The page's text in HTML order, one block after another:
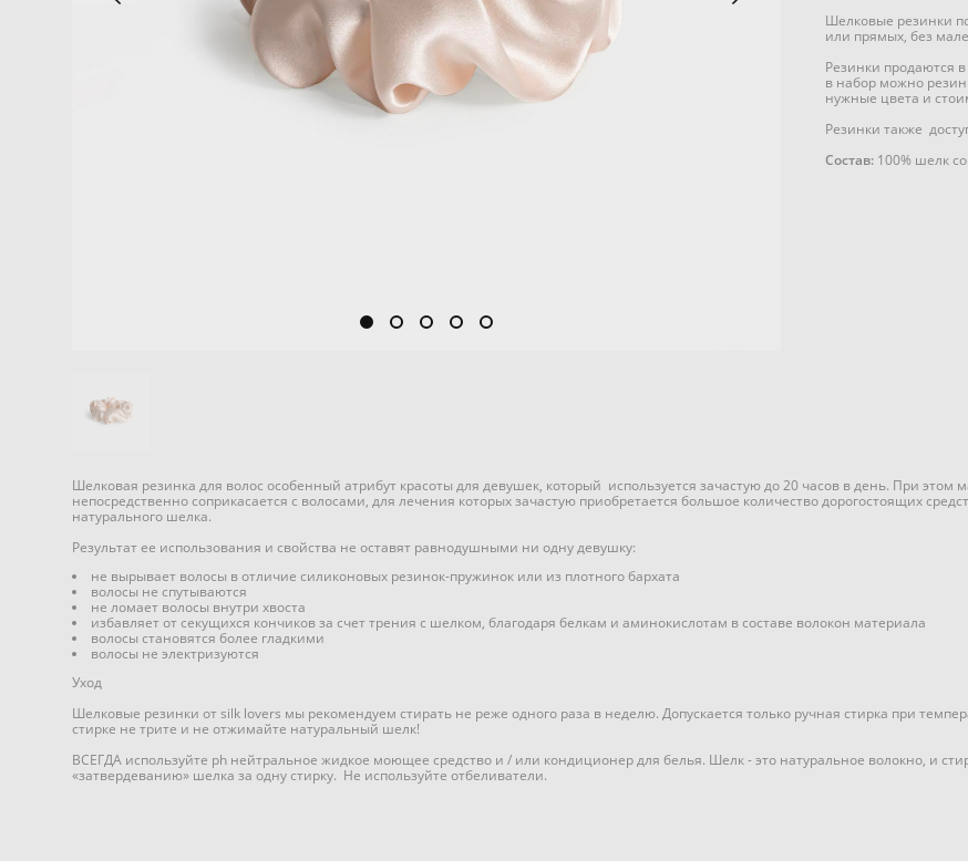
Шелковые резинки
или прямых, без
Резинки продаются в
в набор можно
нужные цвета и
Резинки также
Состав: 100% шелк
Шелковая резинка для волос особенный атрибут красоты для девушек, который используется зачастую до 20 часов в день. При этом
непосредственно соприкасается с волосами, для лечения которых зачастую приобретается большое количество дорогостоящих
натурального шелка.
Результат ее использования и свойства не оставят равнодушными ни одну девушку:
не вырывает волосы в отличие силиконовых резинок-пружинок или из плотного бархата
волосы не спутываются
не ломает волосы внутри хвоста
избавляет от секущихся кончиков за счет трения с шелком, благодаря белкам и аминокислотам в составе волокон материала
волосы становятся более гладкими
волосы не электризуются
Уход
Шелковые резинки от silk lovers мы рекомендуем стирать не реже одного раза в неделю. Допускается только ручная стирка при
стирке не трите и не отжимайте натуральный шелк!
ВСЕГДА используйте ph нейтральное жидкое моющее средство и / или кондиционер для белья. Шелк - это натуральное волокно, и
«затвердеванию» шелка за одну стирку. Не используйте отбеливатели.